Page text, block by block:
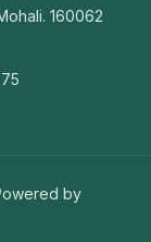
160062
by